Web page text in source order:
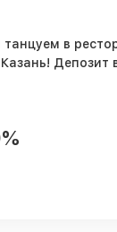
танцуем в
Депозит